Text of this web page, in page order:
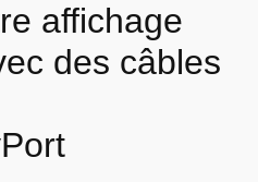
affichage
des câbles